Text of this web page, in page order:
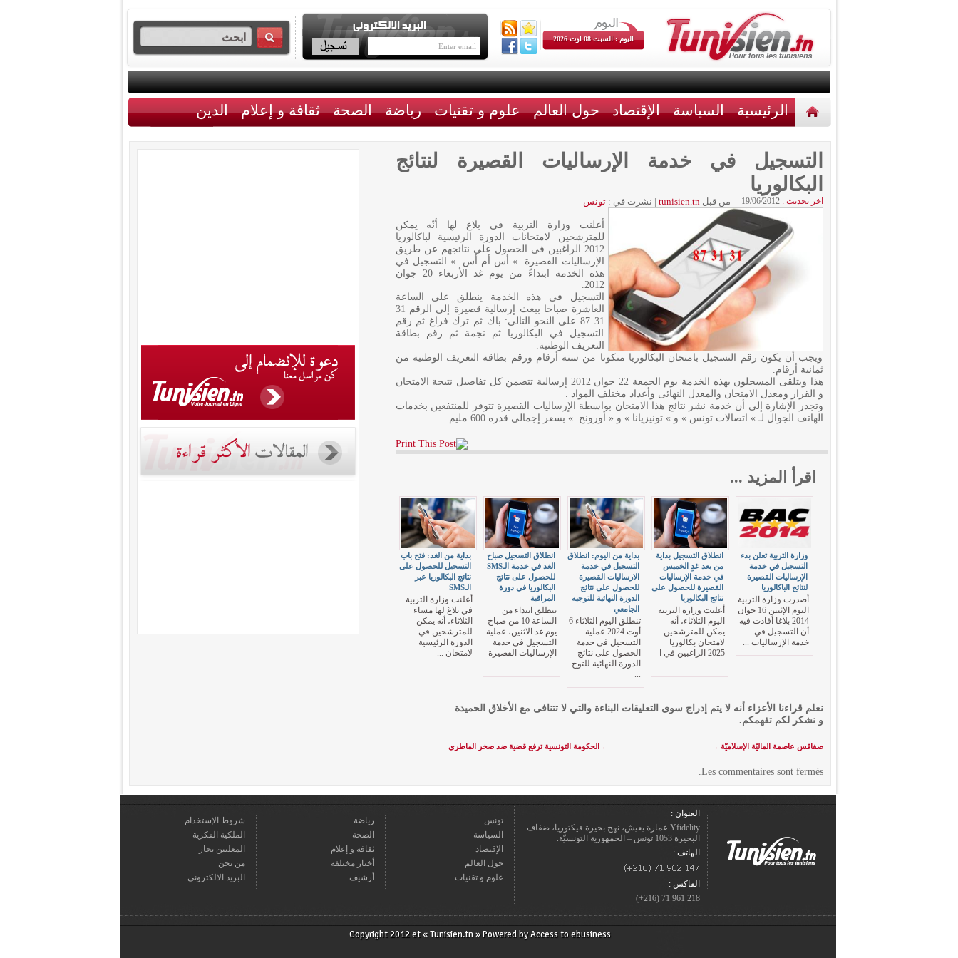
اليوم : السبت 08 اوت 2026
الرئيسية السياسة الإقتصاد حول العالم علوم و تقنيات رياضة الصحة ثقافة و إعلام الدين
التسجيل في خدمة الإرساليات القصيرة لنتائج
البكالوريا
اخر تحديث : 19/06/2012 من قبلtunisien.tn
| نشرت في :تونس
أعلنت وزارة التربية في بلاغ لها أنّه يمكن
للمترشحين لامتحانات الدورة الرئيسية لباكالوريا
2012 الراغبين في الحصول على نتائجهم عن طريق
الإرساليات القصيرة » أس أم أس » التسجيل في
هذه الخدمة ابتداءً من يوم غد الأربعاء 20 جوان
2012.
التسجيل في هذه الخدمة ينطلق على الساعة
العاشرة صباحا ببعث إرسالية قصيرة إلى الرقم 31
31 87 على النحو التالي: باك ثم ترك فراغ ثم رقم
التسجيل في البكالوريا ثم نجمة ثم رقم بطاقة
التعريف الوطنية.
ويجب أن يكون رقم التسجيل بامتحان البكالوريا متكونا من ستة أرقام ورقم بطاقة التعريف الوطنية من
ثمانية أرقام.
هذا ويتلقى المسجلون بهذه الخدمة يوم الجمعة 22 جوان 2012 إرسالية تتضمن كل تفاصيل نتيجة الامتحان
و القرار ومعدل الامتحان والمعدل النهائى وأعداد مختلف المواد .
وتجدر الإشارة إلى أن خدمة نشر نتائج هذا الامتحان بواسطة الإرساليات القصيرة تتوفر للمنتفعين بخدمات
الهاتف الجوال لـ » اتصالات تونس » و » تونيزيانا » و « أورونج » بسعر إجمالي قدره 600 مليم.
اقرأ المزيد ...
بداية من الغد: فتح باب
التسجيل للحصول على
نتائج البكالوريا عبر
الـSMS
أعلنت وزارة التربية
في بلاغ لها مساء
الثلاثاء، أنه يمكن
للمترشحين في
الدورة الرئيسية
لامتحان ...
انطلاق التسجيل صباح
الغد في خدمة الـSMS
للحصول على نتائج
البكالوريا في دورة
المراقبة
تنطلق ابتداء من
الساعة 10 من صباح
يوم غد الاثنين، عملية
التسجيل في خدمة
الإرساليات القصيرة
...
بداية من اليوم: انطلاق
التسجيل في خدمة
الارساليات القصيرة
للحصول على نتائج
الدورة النهائية للتوجيه
الجامعي
تنطلق اليوم الثلاثاء 6
أوت 2024 عملية
التسجيل في خدمة
الحصول على نتائج
الدورة النهائية للتوج
...
انطلاق التسجيل بداية
من بعد غدٍ الخميس
في خدمة الإرساليات
القصيرة للحصول على
نتائج البكالوريا
أعلنت وزارة التربية
اليوم الثلاثاء، أنه
يمكن للمترشحين
لامتحان بكالوريا
2025 الراغبين في ا
...
وزارة التربية تعلن بدء
التسجيل في خدمة
الإرساليات القصيرة
لنتائج الباكالوريا
أصدرت وزارة التربية
اليوم الإثنين 16 جوان
2014 بلاغا أفادت فيه
أن التسجيل في
خدمة الإرساليات ...
نعلم قراءنا الأعزاء أنه لا يتم إدراج سوى التعليقات البناءة والتي لا تتنافى مع الأخلاق الحميدة
و نشكر لكم تفهمكم.
← الحكومة التونسية ترفع قضية ضد صخر الماطري صفاقس عاصمة الماليّة الإسلاميّة →
Les commentaires sont fermés.
العنوان :
Yfidelity عمارة يعيش، نهج بحيرة فيكتوريا، ضفاف
البحيرة 1053 تونس – الجمهورية التونسيّة.
الهاتف :
الفاكس :
218 961 71 (216+)
تونس
السياسة
الإقتصاد
حول العالم
علوم و تقنيات
رياضة
الصحة
ثقافة و إعلام
أخبار مختلفة
أرشيف
شروط الإستخدام
الملكية الفكرية
المعلنين تجار
من نحن
البريد الالكتروني
Copyright 2012 et « Tunisien.tn » Powered byAccess to ebusiness